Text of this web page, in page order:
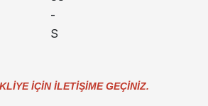
-
S
İÇİN İLETİŞİME GEÇİNİZ.